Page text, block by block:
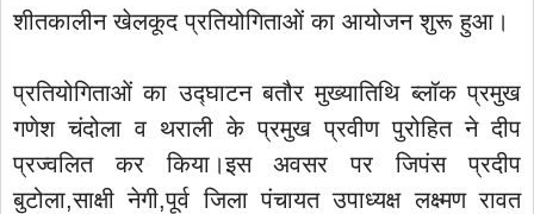
शीतकालीन खेलकूद प्रतियोगिताओं का आयोजन शुरू हुआ।
प्रतियोगिताओं का उद्घाटन बतौर मुख्यातिथि ब्लॉक प्रमुख
गणेश चंदोला व थराली के प्रमुख प्रवीण पुरोहित ने दीप
प्रज्वलित कर किया।इस अवसर पर जिपंस प्रदीप
बुटोला,साक्षी नेगी,पूर्व जिला पंचायत उपाध्यक्ष लक्ष्मण रावत